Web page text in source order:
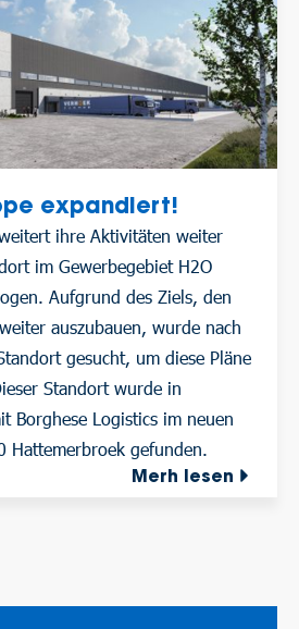
expandiert!
ihre Aktivitäten weiter
im Gewerbegebiet H2O
Aufgrund des Ziels, den
auszubauen, wurde nach
gesucht, um diese Pläne
Standort wurde in
Borghese Logistics im neuen
Hattemerbroek gefunden.
Merh lesen